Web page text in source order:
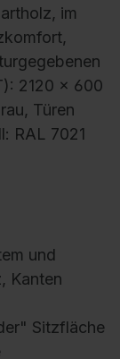
im
2120 x 600
Türen
RAL 7021
und
Kanten
Sitzfläche